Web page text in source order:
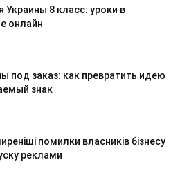
Украины 8 класс: уроки в
онлайн
под заказ: как превратить идею
знак
помилки власників бізнесу
реклами